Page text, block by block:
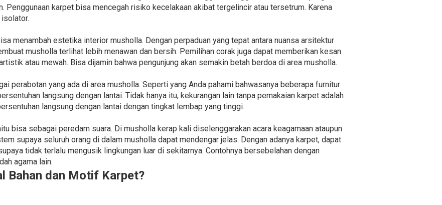
Penggunaan karpet bisa mencegah risiko kecelakaan akibat tergelincir atau tersetrum. Karena
menambah estetika interior musholla. Dengan perpaduan yang tepat antara nuansa arsitektur
musholla terlihat lebih menawan dan bersih. Pemilihan corak juga dapat memberikan kesan
atau mewah. Bisa dijamin bahwa pengunjung akan semakin betah berdoa di area musholla.
perabotan yang ada di area musholla. Seperti yang Anda pahami bahwasanya beberapa furnitur
langsung dengan lantai. Tidak hanya itu, kekurangan lain tanpa pemakaian karpet adalah
langsung dengan lantai dengan tingkat lembap yang tinggi.
bisa sebagai peredam suara. Di musholla kerap kali diselenggarakan acara keagamaan ataupun
supaya seluruh orang di dalam musholla dapat mendengar jelas. Dengan adanya karpet, dapat
tidak terlalu mengusik lingkungan luar di sekitarnya. Contohnya bersebelahan dengan
agama lain.
Bahan dan Motif Karpet?